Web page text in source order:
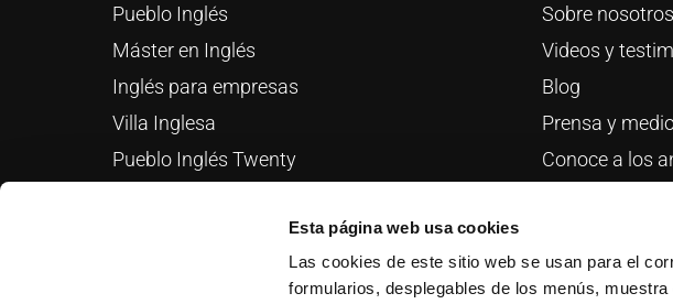
Esta página web usa cookies
Las cookies de este sitio web se usan para el
formularios, desplegables de los menús,
Pueblo Inglés
Máster en Inglés
Inglés para empresas
Villa Inglesa
Pueblo Inglés Twenty
Campamentos de inglés
Sobre nosotros
Videos y
Blog
Prensa y
Conoce a los
Are you a
Volunteer with us in